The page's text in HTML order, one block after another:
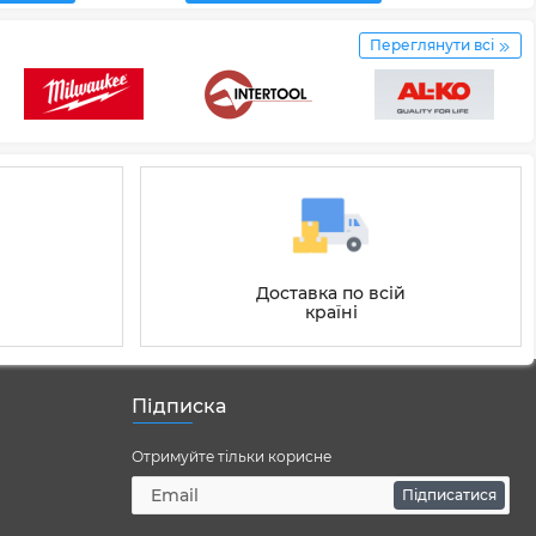
Переглянути всі
Доставка по всій
країні
Підписка
Отримуйте тільки корисне
Підписатися